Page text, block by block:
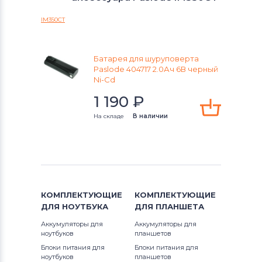
Аккумуляторы для шуруповертов
Firestorm
GreenWorks
Аккумуляторы для шуруповертов
DeWalt
Аккумуляторы для шуруповертов
Einhell
404717
900420
900421
B20544E
CF
IM350CT
Батарея для шуруповерта
Paslode 404717 2.0Ач 6В черный
Ni-Cd
1 190 ₽
На складе В наличии
КОМПЛЕКТУЮЩИЕ
ДЛЯ НОУТБУКА
Аккумуляторы для
ноутбуков
Блоки питания для
ноутбуков
КОМПЛЕКТУЮЩИЕ
ДЛЯ ПЛАНШЕТА
Аккумуляторы для
планшетов
Блоки питания для
планшетов